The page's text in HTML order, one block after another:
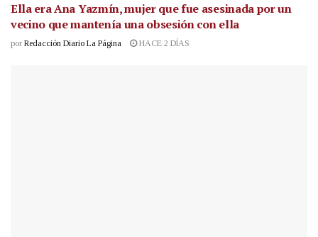
Ella era Ana Yazmín, mujer que fue asesinada por un
vecino que mantenía una obsesión con ella
por Redacción Diario La Página HACE 2 DÍAS